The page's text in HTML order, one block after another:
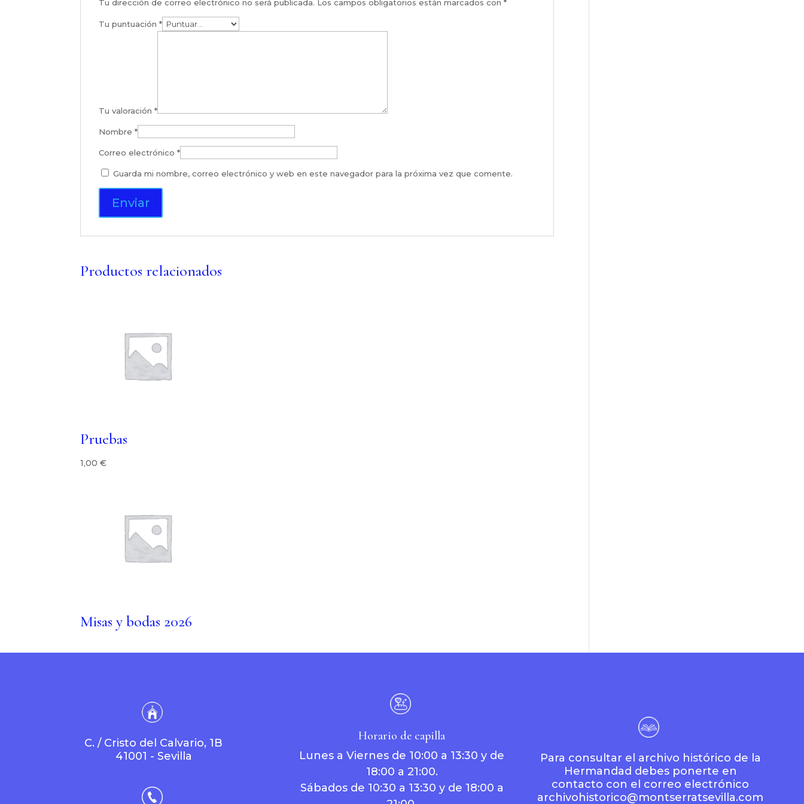
Tu dirección de correo electrónico no será publicada. Los campos obligatorios están marcados con*
Tu puntuación*
Tu valoración*
Nombre*
Correo electrónico*
Guarda mi nombre, correo electrónico y web en este navegador para la próxima vez que comente.
Productos relacionados
Pruebas
1,00€
Misas y bodas 2026
C. / Cristo del Calvario, 1B
41001 - Sevilla
Horario de capilla
Lunes a Viernes de 10:00 a 13:30 y de
18:00 a 21:00.
Sábados de 10:30 a 13:30 y de 18:00 a
Para consultar el archivo histórico de la
Hermandad debes ponerte en
contacto con el correo electrónico
archivohistorico@montserratsevilla.com